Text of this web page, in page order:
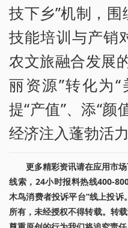
技下乡”机制，
技能培训与产销
农文旅融合发展
丽资源”转化为
提“产值”、添“颜
经济注入蓬勃活力
更多精彩资讯请在应用市
线索，24小时报料热线400-
木鸟消费者投诉平台”线上投
所有，未经授权不得转载。转